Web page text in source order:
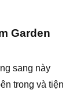
Garden
sang này
trong và tiện